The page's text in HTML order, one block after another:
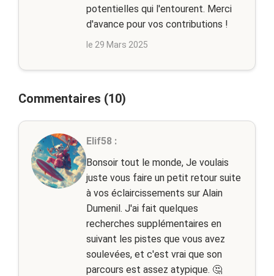
potentielles qui l'entourent. Merci
d'avance pour vos contributions !
le 29 Mars 2025
Commentaires (10)
Elif58 :
Bonsoir tout le monde, Je voulais
juste vous faire un petit retour suite
à vos éclaircissements sur Alain
Dumenil. J'ai fait quelques
recherches supplémentaires en
suivant les pistes que vous avez
soulevées, et c'est vrai que son
parcours est assez atypique. 🤔